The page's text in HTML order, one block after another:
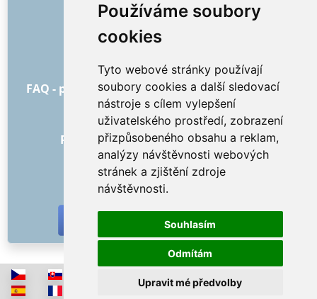
Používáme soubory
cookies
Tyto webové stránky používají
soubory cookies a další sledovací
nástroje s cílem vylepšení
uživatelského prostředí, zobrazení
přizpůsobeného obsahu a reklam,
analýzy návštěvnosti webových
stránek a zjištění zdroje
návštěvnosti.
Souhlasím
Odmítám
Upravit mé předvolby
O nás
Jak to všechno začalo
Všeobecné obchodní podmínky
FAQ - pro objednatele FAQ - pro poskytovatele
Reklama a marketing
Blog
Recenze objednávek s hodnocením
Kontakt
SOCIÁLNÍ SÍTĚ